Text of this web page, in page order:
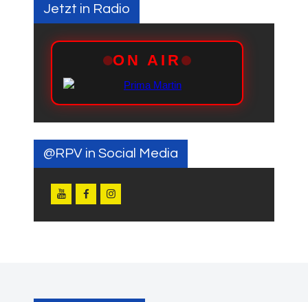
Jetzt in Radio
@RPV in Social Media